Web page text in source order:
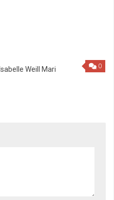
0
Isabelle Weill Mari